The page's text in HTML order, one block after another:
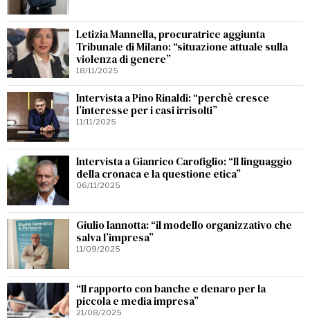
Letizia Mannella, procuratrice aggiunta
Tribunale di Milano: “situazione attuale sulla
violenza di genere”
18/11/2025
Intervista a Pino Rinaldi: “perchè cresce
l’interesse per i casi irrisolti”
11/11/2025
Intervista a Gianrico Carofiglio: “Il linguaggio
della cronaca e la questione etica”
06/11/2025
Giulio Iannotta: “il modello organizzativo che
salva l’impresa”
11/09/2025
“Il rapporto con banche e denaro per la
piccola e media impresa”
21/08/2025